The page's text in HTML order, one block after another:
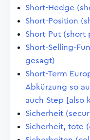
Short-Hedge
Short-Position
Short-Put (short
Short-Selling-
gesagt)
Short-Term
Abkürzung so
auch Step [also
Sicherheit
Sicherheit, tote